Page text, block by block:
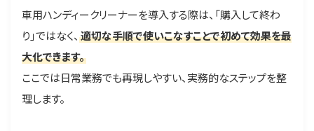
車用ハンディークリーナーを導入する際は、「購入して終わ
り」ではなく、 適切な手順で使いこなすことで初めて効果を最
大化できます。
ここでは日常業務でも再現しやすい、実務的なステップを整
理します。